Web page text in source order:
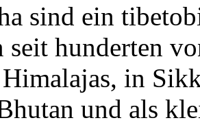
sind ein
seit hunderten
in
und als